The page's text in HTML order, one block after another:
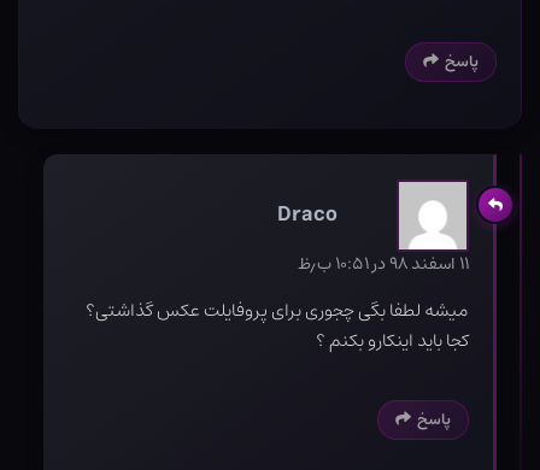
پاسخ
Draco
۱۱ اسفند ۹۸ در ۱۰:۵۱ ب٫ظ
میشه لطفا بگی چجوری برای پروفایلت عکس گذاشتی؟
کجا باید اینکارو بکنم ؟
پاسخ